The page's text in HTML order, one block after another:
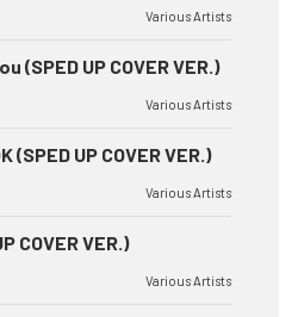
Various Artists
(SPED UP COVER VER.)
Various Artists
(SPED UP COVER VER.)
Various Artists
COVER VER.)
Various Artists